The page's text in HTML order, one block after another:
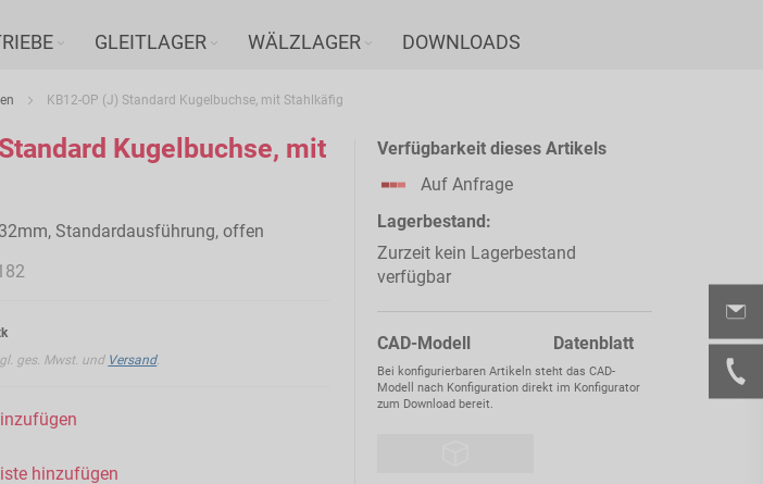
GLEITLAGER WÄLZLAGER DOWNLOADS
KB12-OP (J) Standard Kugelbuchse, mit Stahlkäfig
Kugelbuchse, mit
Standardausführung, offen
ges. Mwst. und Versand.
hinzufügen
Verfügbarkeit dieses Artikels
Auf Anfrage
Lagerbestand:
Zurzeit kein Lagerbestand
verfügbar
CAD-Modell Datenblatt
Bei konfigurierbaren Artikeln steht das CAD-
Modell nach Konfiguration direkt im Konfigurator
zum Download bereit.